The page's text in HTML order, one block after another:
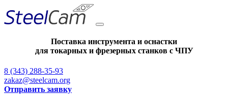
Поставка инструмента и оснастки
для токарных и фрезерных станков с ЧПУ
8 (343) 288-35-93
zakaz@steelcam.org
Отправить заявку